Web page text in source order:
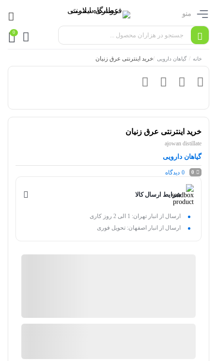
منو
0
خانه / گیاهان دارویی /خرید اینترنتی عرق زنیان
خرید اینترنتی عرق زنیان
ajowan distillate
گیاهان دارویی
0
0 دیدگاه
شرایط ارسال کالا
ارسال از انبار تهران: 1 الی 2 روز کاری
ارسال از انبار اصفهان: تحویل فوری